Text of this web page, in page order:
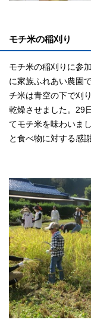
モチ米の稲刈り
モチ米の稲刈りに参
に家族ふれあい農園
チ米は青空の下で刈
乾燥させました。29
てモチ米を味わいま
と食べ物に対する感